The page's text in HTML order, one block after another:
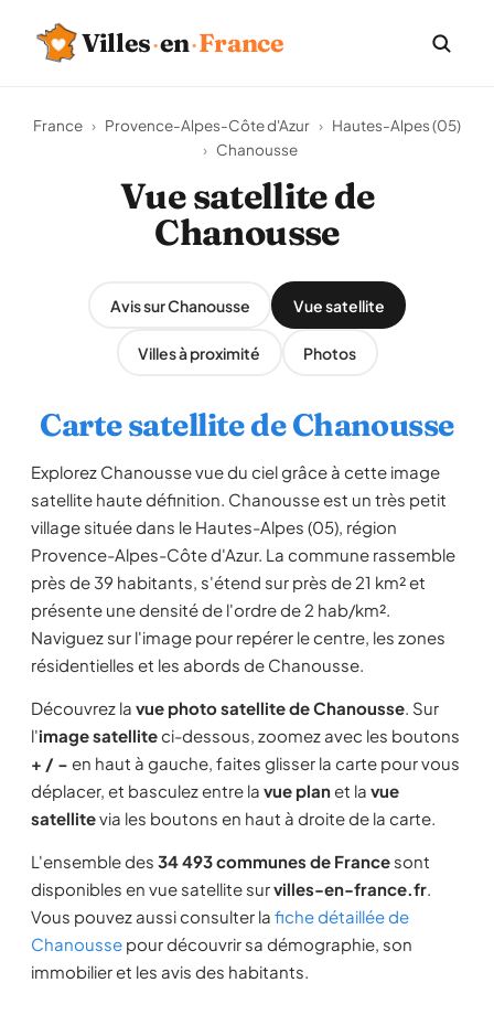
Villes·en·France
France › Provence-Alpes-Côte d'Azur › Hautes-Alpes (05)
› Chanousse
Vue satellite de
Chanousse
Avis sur Chanousse Vue satellite
Villes à proximité Photos
Carte satellite de Chanousse
Explorez Chanousse vue du ciel grâce à cette image
satellite haute définition. Chanousse est un très petit
village située dans le Hautes-Alpes (05), région
Provence-Alpes-Côte d'Azur. La commune rassemble
près de 39 habitants, s'étend sur près de 21 km² et
présente une densité de l'ordre de 2 hab/km².
Naviguez sur l'image pour repérer le centre, les zones
résidentielles et les abords de Chanousse.
Découvrez la vue photo satellite de Chanousse. Sur
l'image satelliteci-dessous, zoomez avec les boutons
+ / − en haut à gauche, faites glisser la carte pour vous
déplacer, et basculez entre la vue planet la vue
satellitevia les boutons en haut à droite de la carte.
L'ensemble des 34 493 communes de France sont
disponibles en vue satellite survilles-en-france.fr.
Vous pouvez aussi consulter la fiche détaillée de
Chanousse pour découvrir sa démographie, son
immobilier et les avis des habitants.